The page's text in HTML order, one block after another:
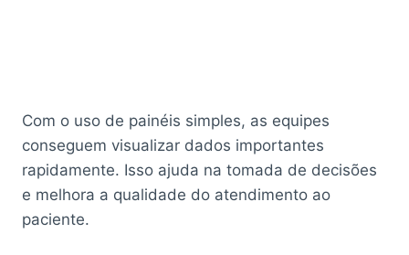
Com o uso de painéis simples, as equipes
conseguem visualizar dados importantes
rapidamente. Isso ajuda na tomada de decisões
e melhora a qualidade do atendimento ao
paciente.